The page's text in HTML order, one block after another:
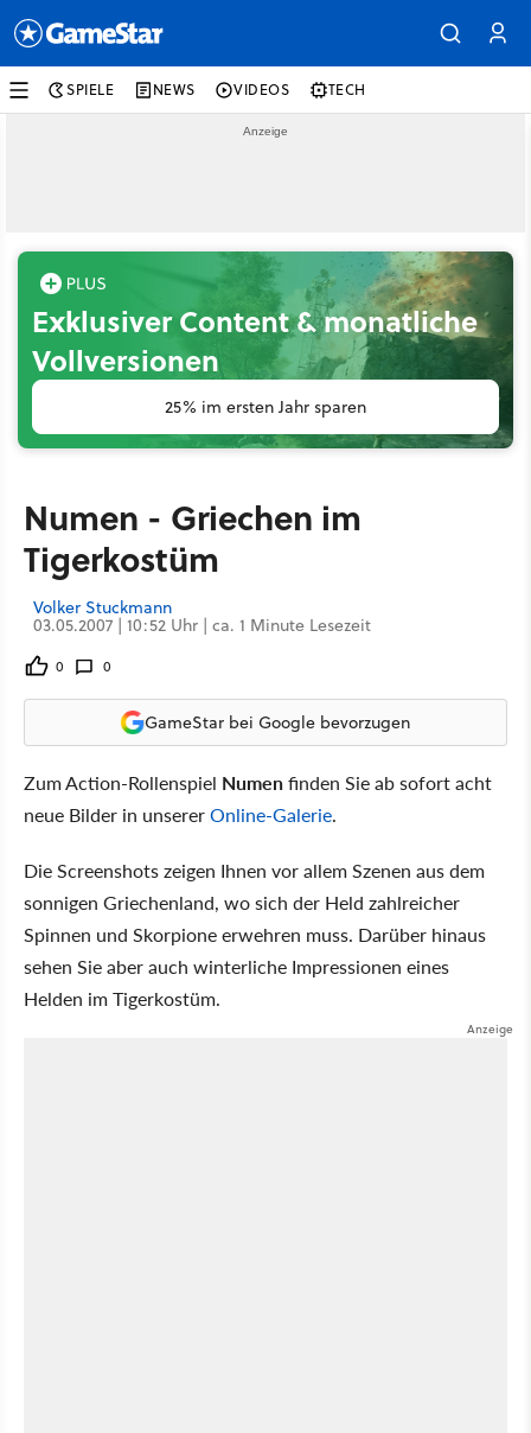
SPIELE NEWS VIDEOS TECH
Exklusiver Content & monatliche
Vollversionen
25% im ersten Jahr sparen
Numen - Griechen im
Tigerkostüm
Volker Stuckmann
03.05.2007 | 10:52 Uhr | ca. 1 Minute Lesezeit
0 0
GameStar bei Google bevorzugen
Zum Action-Rollenspiel Numenfinden Sie ab sofort acht
neue Bilder in unsererOnline-Galerie.
Die Screenshots zeigen Ihnen vor allem Szenen aus dem
sonnigen Griechenland, wo sich der Held zahlreicher
Spinnen und Skorpione erwehren muss. Darüber hinaus
sehen Sie aber auch winterliche Impressionen eines
Helden im Tigerkostüm.